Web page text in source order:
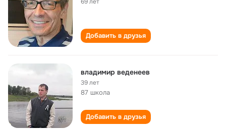
Добавить в друзья
владимир веденеев
39 лет
87 школа
Добавить в друзья